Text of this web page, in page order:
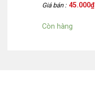
Giá bán : 45.000₫
Còn hàng